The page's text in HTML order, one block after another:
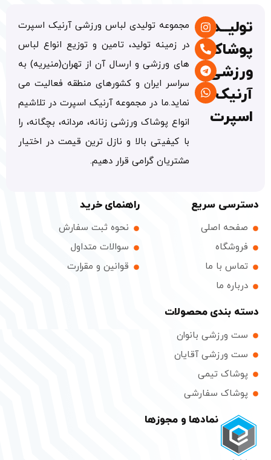
مجموعه تولیدی لباس ورزشی آرنیک اسپرت
در زمینه تولید، تامین و توزیع انواع لباس
های ورزشی و ارسال آن از تهران(منیریه) به
سراسر ایران و کشورهای منطقه فعالیت می
نماید.ما در مجموعه آرنیک اسپرت در تلاشیم
انواع پوشاک ورزشی زنانه، مردانه، بچگانه، را
با کیفیتی بالا و نازل ترین قیمت در اختیار
مشتریان گرامی قرار دهیم.
سریع
اصلی
با ما
ما
راهنمای خرید
نحوه ثبت سفارش
سوالات متداول
قوانین و مقرارت
بندی محصولات
بانوان
آقایان
تیمی
سفارشی
نمادها و مجوزها